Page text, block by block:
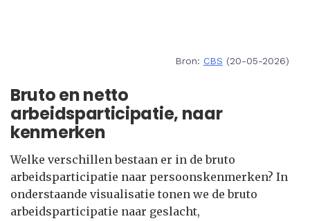
Bron: CBS (20-05-2026)
Bruto en netto
arbeidsparticipatie, naar
kenmerken
Welke verschillen bestaan er in de bruto
arbeidsparticipatie naar persoonskenmerken? In
onderstaande visualisatie tonen we de bruto
arbeidsparticipatie naar geslacht,